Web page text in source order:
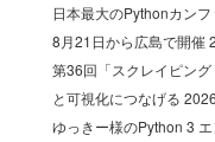
日本最大のPythonカン
8月21日から広島で開催
第36回「スクレイピン
と可視化につなげる
ゆっきー様のPython 3